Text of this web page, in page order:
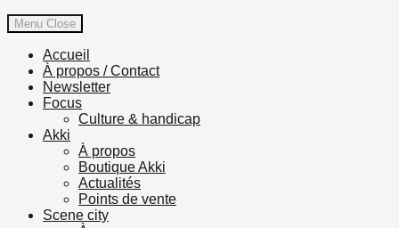
Menu Close
Accueil
À propos / Contact
Newsletter
Focus
Culture & handicap
Akki
À propos
Boutique Akki
Actualités
Points de vente
Scene city